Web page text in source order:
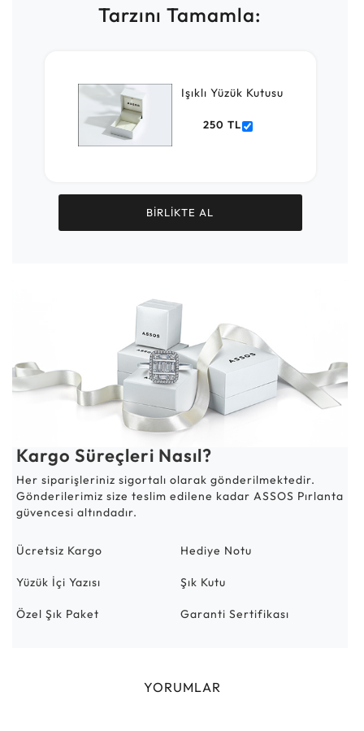
Tarzını Tamamla:
Işıklı Yüzük Kutusu
250 TL
BİRLİKTE AL
Kargo Süreçleri Nasıl?
Her siparişleriniz sigortalı olarak gönderilmektedir.
Gönderilerimiz size teslim edilene kadar ASSOS Pırlanta
güvencesi altındadır.
Ücretsiz Kargo Hediye Notu
Yüzük İçi Yazısı Şık Kutu
Özel Şık Paket Garanti Sertifikası
YORUMLAR